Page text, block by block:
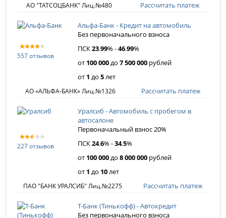
АО "ТАТСОЦБАНК" Лиц.№480 Рассчитать платеж
557 отзывов
Альфа-Банк - Кредит на автомобиль
Без первоначального взноса
ПСК23.99% -46.99%
от 100 000до7 500 000 рублей
от 1 до5лет
АО «АЛЬФА-БАНК» Лиц.№1326 Рассчитать платеж
227 отзывов
Уралсиб - Автомобиль с пробегом в
автосалоне
Первоначальный взнос 20%
ПСК24.6% -34.5%
от 100 000до8 000 000 рублей
от 1 до 10лет
ПАО "БАНК УРАЛСИБ" Лиц.№2275 Рассчитать платеж
Т-Банк (Тинькофф) - Автокредит
Без первоначального взноса